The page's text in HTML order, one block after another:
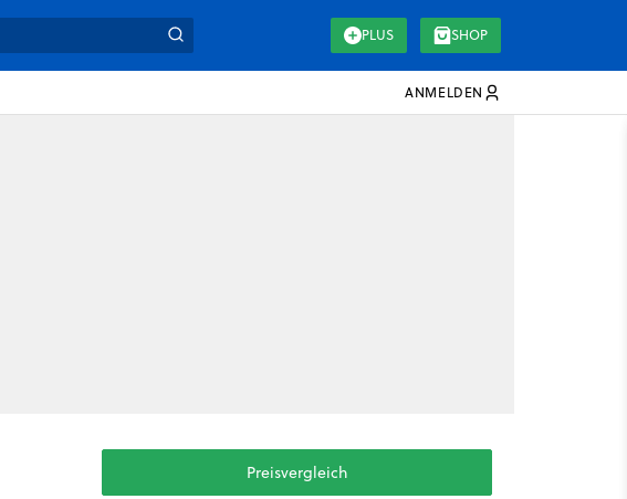
PLUS SHOP
ANMELDEN
Preisvergleich